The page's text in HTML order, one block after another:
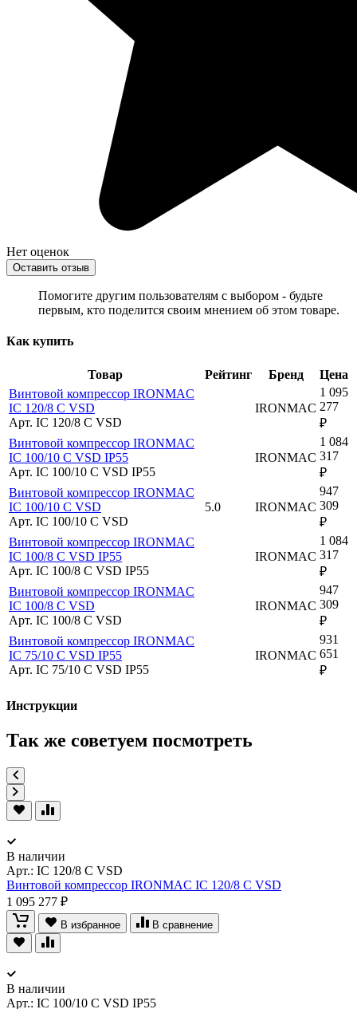
Нет оценок
Оставить отзыв
Помогите другим пользователям с выбором - будьте
первым, кто поделится своим мнением об этом товаре.
Как купить
Товар Рейтинг Бренд
Цена
Винтовой компрессор IRONMAC
IC 120/8 C VSD
Арт. IC 120/8 C VSD
IRONMAC
1 095
277
₽
Винтовой компрессор IRONMAC
IC 100/10 C VSD IP55
Арт. IC 100/10 C VSD IP55
IRONMAC
1 084
317
₽
Винтовой компрессор IRONMAC
IC 100/10 C VSD
Арт. IC 100/10 C VSD
5.0 IRONMAC
947
309
₽
Винтовой компрессор IRONMAC
IC 100/8 C VSD IP55
Арт. IC 100/8 C VSD IP55
IRONMAC
1 084
317
₽
Винтовой компрессор IRONMAC
IC 100/8 C VSD
Арт. IC 100/8 C VSD
IRONMAC
947
309
₽
Винтовой компрессор IRONMAC
IC 75/10 C VSD IP55
Арт. IC 75/10 C VSD IP55
IRONMAC
931
651
₽
Инструкции
Так же советуем посмотреть
В наличии
Арт.: IC 120/8 C VSD
Винтовой компрессор IRONMAC IC 120/8 C VSD
1 095 277 ₽
В избранное В сравнение
В наличии
Арт.: IC 100/10 C VSD IP55